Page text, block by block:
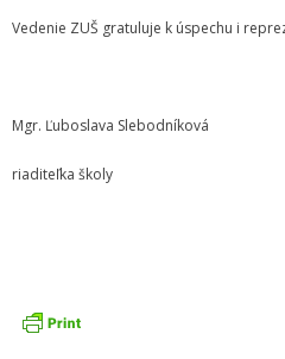
- - Plán verejného obstarávania
- Dokumenty minedu a statpedu
- Prijímacie konanie
- Termíny školských prázdnin
Vedenie ZUŠ gratuluje k úspechu i
Mgr. Ľuboslava Slebodníková
riaditeľka školy